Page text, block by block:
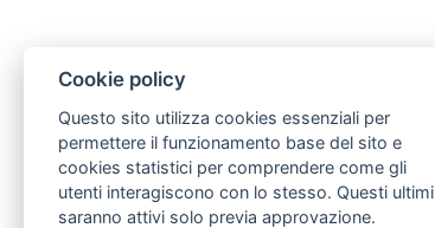
Cookie policy
Questo sito utilizza cookies essenziali per
permettere il funzionamento base del sito e
cookies statistici per comprendere come gli
utenti interagiscono con lo stesso. Questi ultimi
saranno attivi solo previa approvazione.